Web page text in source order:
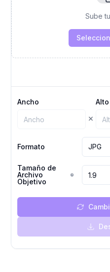
Sube
Ancho
×
Alto
Formato JPG
Tamaño de
Archivo
Objetivo